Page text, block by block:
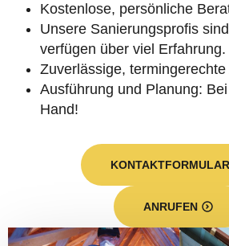
Kostenlose, persönliche
Unsere Sanierungsprofis
verfügen über viel Erfahrung.
Zuverlässige, termingerechte
Ausführung und Planung:
Hand!
KONTAKTFORMULAR
ANRUFEN